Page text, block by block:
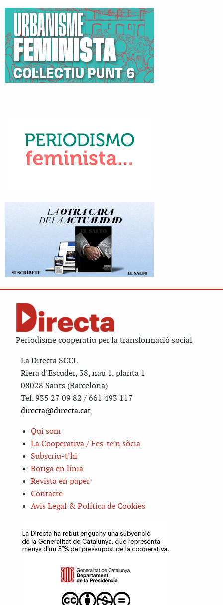
Periodisme cooperatiu per la transformació social
La Directa SCCL
Riera d’Escuder, 38, nau 1, planta 1
08028 Sants (Barcelona)
Tel. 935 27 09 82 / 661 493 117
directa@directa.cat
Qui som
La Cooperativa / Fes-te’n sòcia
Subscriu-t’hi
Botiga en línia
Revista en paper
Contacte
Avis Legal & Política de Cookies